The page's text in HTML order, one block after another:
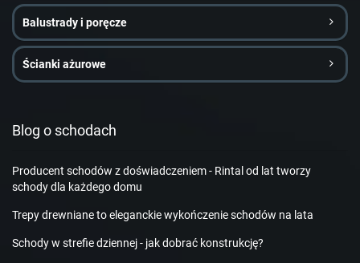
Balustrady i poręcze
Ścianki ażurowe
Blog o schodach
Producent schodów z doświadczeniem - Rintal od lat tworzy
schody dla każdego domu
Trepy drewniane to eleganckie wykończenie schodów na lata
Schody w strefie dziennej - jak dobrać konstrukcję?